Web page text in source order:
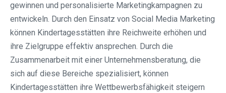
gewinnen und personalisierte Marketingkampagnen zu
entwickeln. Durch den Einsatz von Social Media Marketing
können Kindertagesstätten ihre Reichweite erhöhen und
ihre Zielgruppe effektiv ansprechen. Durch die
Zusammenarbeit mit einer Unternehmensberatung, die
sich auf diese Bereiche spezialisiert, können
Kindertagesstätten ihre Wettbewerbsfähigkeit steigern